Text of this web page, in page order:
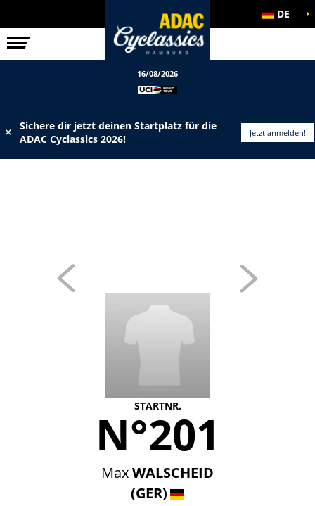
RENNEN DE
16/08/2026
✕
Sichere dir jetzt deinen Startplatz für die
ADAC Cyclassics 2026!
Jetzt anmelden!
STARTNR.
N°201
MaxWALSCHEID
(GER)